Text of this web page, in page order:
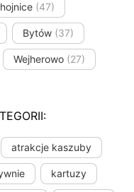
(47)
Bytów (37)
Wejherowo (27)
atrakcje kaszuby
kartuzy